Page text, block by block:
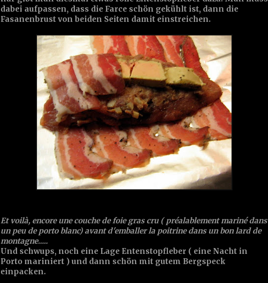
dabei aufpassen, dass die Farce schön gekühlt ist, dann die
Fasanenbrust von beiden Seiten damit einstreichen.
Et voilà, encore une couche de foie gras cru ( préalablement mariné dans
un peu de porto blanc) avant d'emballer la poitrine dans un bon lard de
montagne.....
Und schwups, noch eine Lage Entenstopfleber ( eine Nacht in
Porto mariniert ) und dann schön mit gutem Bergspeck
einpacken.